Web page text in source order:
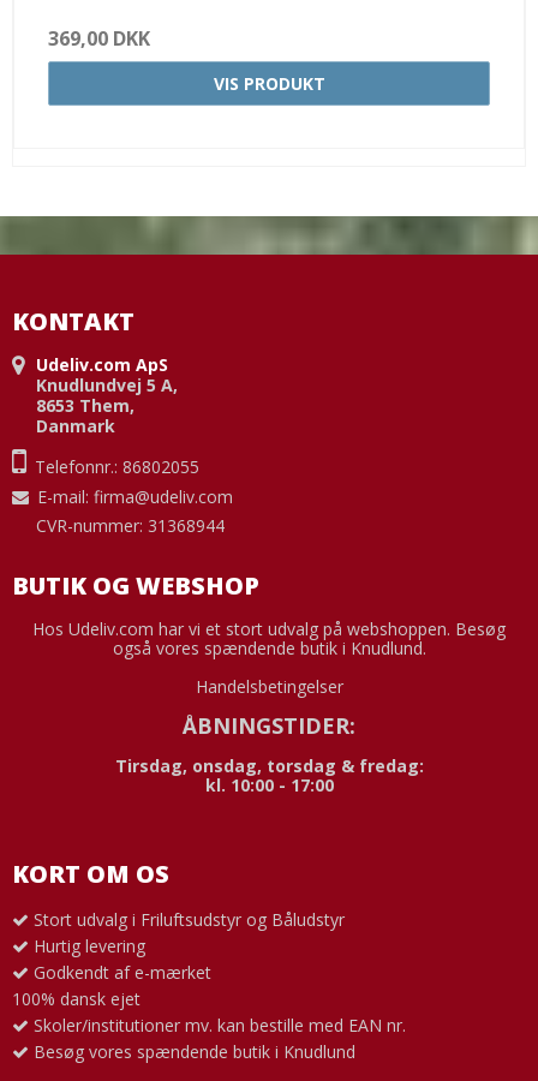
369,00 DKK
VIS PRODUKT
KONTAKT
Udeliv.com ApS
Knudlundvej 5 A,
8653 Them,
Danmark
Telefonnr.: 86802055
E-mail: firma@udeliv.com
CVR-nummer: 31368944
BUTIK OG WEBSHOP
Hos Udeliv.com har vi et stort udvalg på webshoppen. Besøg
også vores spændende butik i Knudlund.
Handelsbetingelser
ÅBNINGSTIDER:
Tirsdag, onsdag, torsdag & fredag:
kl. 10:00 - 17:00
KORT OM OS
Stort udvalg i Friluftsudstyr og Båludstyr
Hurtig levering
Godkendt af e-mærket
100% dansk ejet
Skoler/institutioner mv. kan bestille med EAN nr.
Besøg vores spændende butik i Knudlund